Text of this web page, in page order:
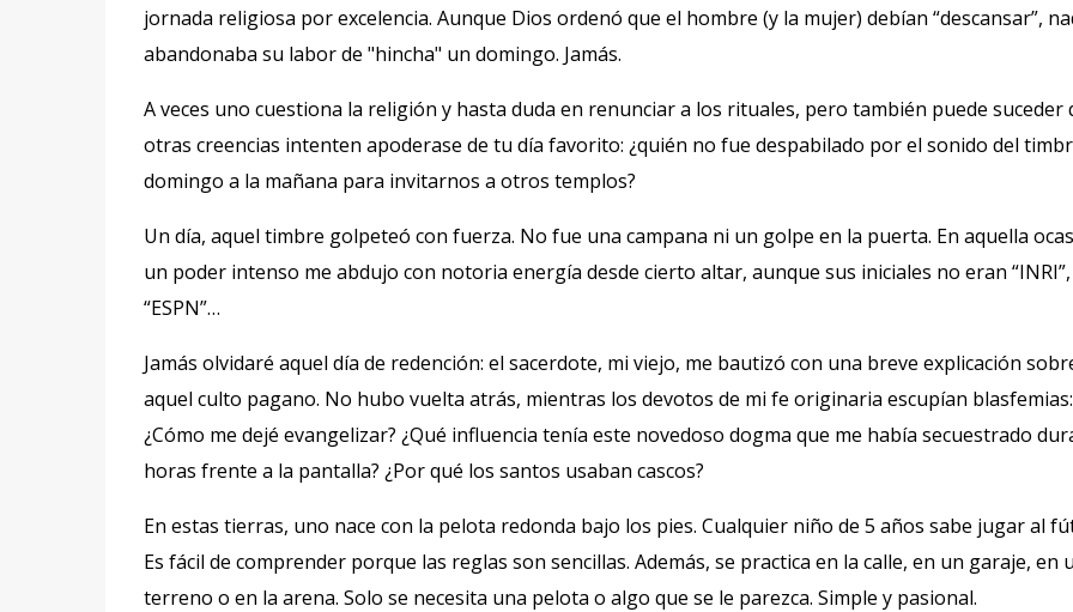
jornada religiosa por excelencia. Aunque Dios ordenó que el hombre (y la mujer) debían “descansar”,
abandonaba su labor de "hincha" un domingo. Jamás.
A veces uno cuestiona la religión y hasta duda en renunciar a los rituales, pero también puede suceder
otras creencias intenten apoderase de tu día favorito: ¿quién no fue despabilado por el sonido del
domingo a la mañana para invitarnos a otros templos?
Un día, aquel timbre golpeteó con fuerza. No fue una campana ni un golpe en la puerta. En aquella
un poder intenso me abdujo con notoria energía desde cierto altar, aunque sus iniciales no eran
“ESPN”…
Jamás olvidaré aquel día de redención: el sacerdote, mi viejo, me bautizó con una breve explicación
aquel culto pagano. No hubo vuelta atrás, mientras los devotos de mi fe originaria escupían blasfemias:
¿Cómo me dejé evangelizar? ¿Qué influencia tenía este novedoso dogma que me había secuestrado
horas frente a la pantalla? ¿Por qué los santos usaban cascos?
En estas tierras, uno nace con la pelota redonda bajo los pies. Cualquier niño de 5 años sabe jugar al
Es fácil de comprender porque las reglas son sencillas. Además, se practica en la calle, en un garaje, en
terreno o en la arena. Solo se necesita una pelota o algo que se le parezca. Simple y pasional.